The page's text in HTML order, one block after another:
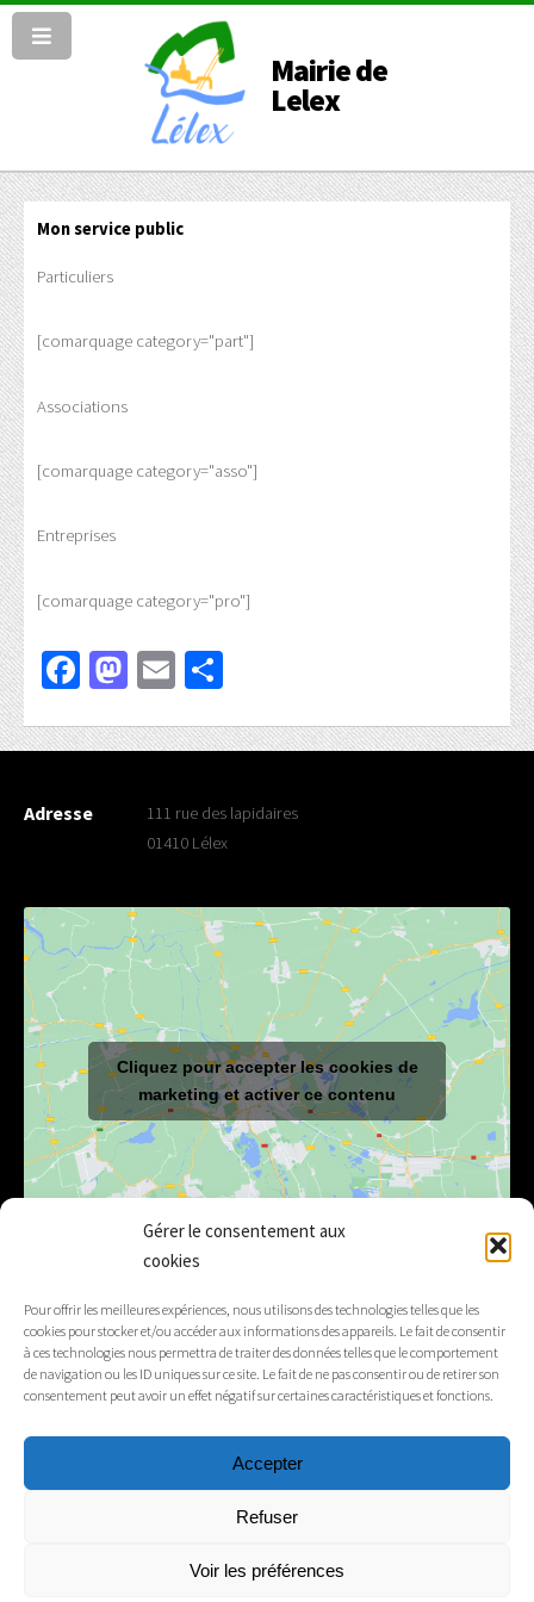
Gérer le consentement aux
cookies
Pour offrir les meilleures expériences, nous utilisons des technologies telles que les
cookies pour stocker et/ou accéder aux informations des appareils. Le fait de consentir
à ces technologies nous permettra de traiter des données telles que le comportement
de navigation ou les ID uniques sur ce site. Le fait de ne pas consentir ou de retirer son
consentement peut avoir un effet négatif sur certaines caractéristiques et fonctions.
Accepter
Refuser
Voir les préférences
Mairie de
Lelex
Mon service public
Particuliers
[comarquage category="part"]
Associations
[comarquage category="asso"]
Entreprises
[comarquage category="pro"]
Facebook
Mastodon
Email
Adresse
111 rue des lapidaires
01410 Lélex
Cliquez pour accepter les cookies de
marketing et activer ce contenu
Tél. 04 50 20 91 15
Mentions légales